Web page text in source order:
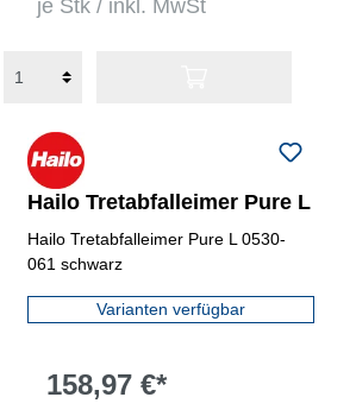
je Stk / inkl. MwSt
Hailo Tretabfalleimer Pure L
Hailo Tretabfalleimer Pure L 0530-
061 schwarz
Varianten verfügbar
158,97 €*